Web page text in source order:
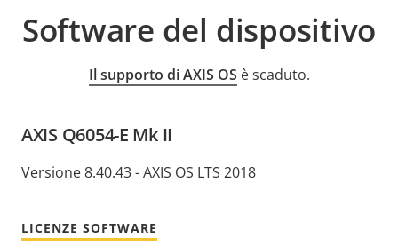
Software del dispositivo
Il supporto di AXIS OS è scaduto.
AXIS Q6054-E Mk II
Versione 8.40.43 - AXIS OS LTS 2018
LICENZE SOFTWARE